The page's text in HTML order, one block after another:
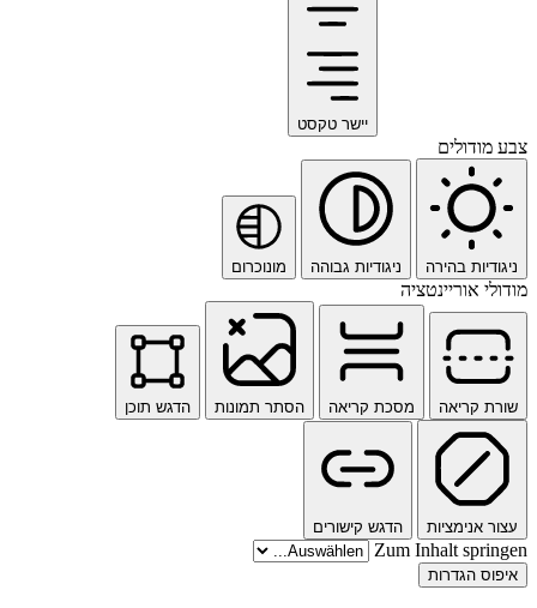
יישר טקסט
צבע מודולים
ניגודיות בהירה ניגודיות גבוהה מונוכרום
מודולי אוריינטציה
שורת קריאה מסכת קריאה הסתר תמונות הדגש תוכן
עצור אנימציות הדגש קישורים
Zum Inhalt springen
איפוס הגדרות